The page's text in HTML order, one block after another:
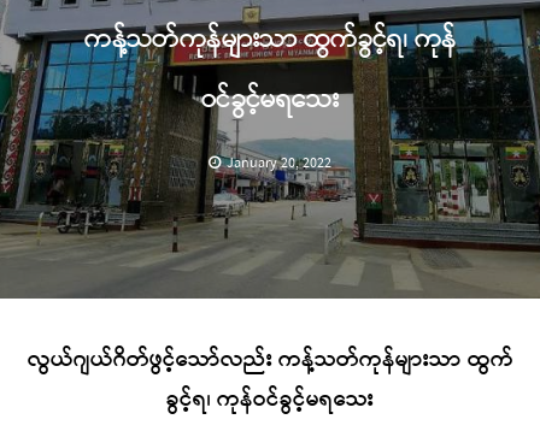
ကန့်သတ်ကုန်များသာ ထွက်ခွင့်ရ၊ ကုန်
ဝင်ခွင့်မရသေး
January 20, 2022
လွယ်ဂျယ်ဂိတ်ဖွင့်သော်လည်း ကန့်သတ်ကုန်များသာ ထွက်
ခွင့်ရ၊ ကုန်ဝင်ခွင့်မရသေး